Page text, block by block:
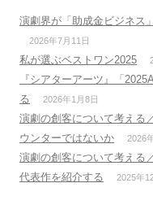
演劇界が「助成金ビジネス
2026年7月11日
私が選ぶベストワン2025
『シアターアーツ』「
る
2026年1月8日
演劇の創客について考える
ウンターではないか
2026
演劇の創客について考える
代表作を紹介する
2025年